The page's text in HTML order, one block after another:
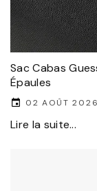
Sac Cabas
Épaules
02 AOÛT 2026
Lire la suite...